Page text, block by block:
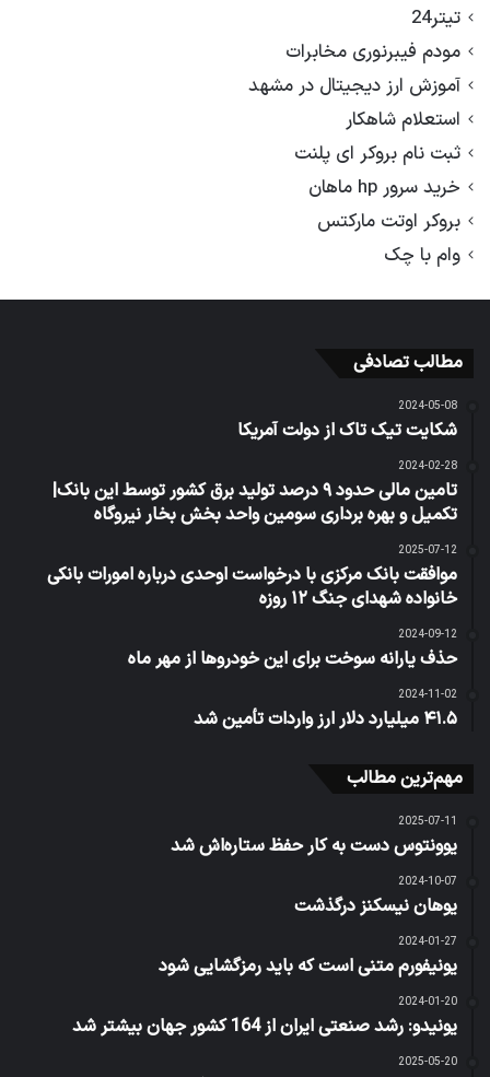
تیتر24
مودم فیبرنوری مخابرات
آموزش ارز دیجیتال در مشهد
استعلام شاهکار
ثبت نام بروکر ای پلنت
خرید سرور hp ماهان
بروکر اوتت مارکتس
وام با چک
مطالب تصادفی
2024-05-08
شکایت تیک تاک از دولت آمریکا
2024-02-28
تامین مالی حدود ۹ درصد تولید برق کشور توسط این بانک|
تکمیل و بهره برداری سومین واحد بخش بخار نیروگاه
2025-07-12
موافقت بانک مرکزی با درخواست اوحدی درباره امورات بانکی
خانواده شهدای جنگ ۱۲ روزه
2024-09-12
حذف یارانه سوخت برای این خودروها از مهر ماه
2024-11-02
۴۱.۵ میلیارد دلار ارز واردات تأمین شد
مهم‌ترین مطالب
2025-07-11
یوونتوس دست به کار حفظ ستاره‌اش شد
2024-10-07
یوهان نیسکنز درگذشت
2024-01-27
یونیفورم متنی است که باید رمزگشایی شود
2024-01-20
یونیدو: رشد صنعتی ایران از 164 کشور جهان بیشتر شد
2025-05-20